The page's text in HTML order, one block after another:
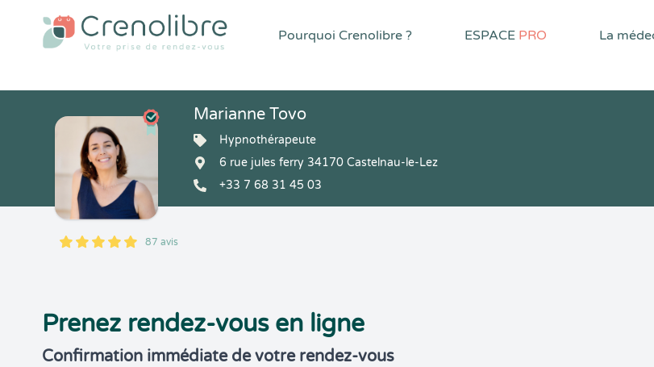
Pourquoi Crenolibre ? ESPACE PRO La
5
1
5
87 87 avis
Marianne Tovo
Hypnothérapeute
6 rue jules ferry 34170 Castelnau-le-Lez
+33 7 68 31 45 03
Prenez rendez-vous en ligne
Confirmation immédiate de votre rendez-vous